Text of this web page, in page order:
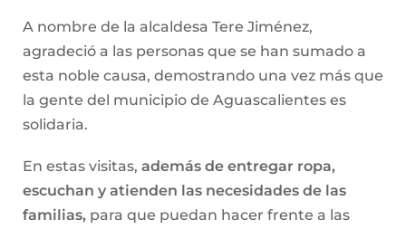
A nombre de la alcaldesa Tere Jiménez,
agradeció a las personas que se han sumado a
esta noble causa, demostrando una vez más que
la gente del municipio de Aguascalientes es
solidaria.
En estas visitas, además de entregar ropa,
escuchan y atienden las necesidades de las
familias, para que puedan hacer frente a las